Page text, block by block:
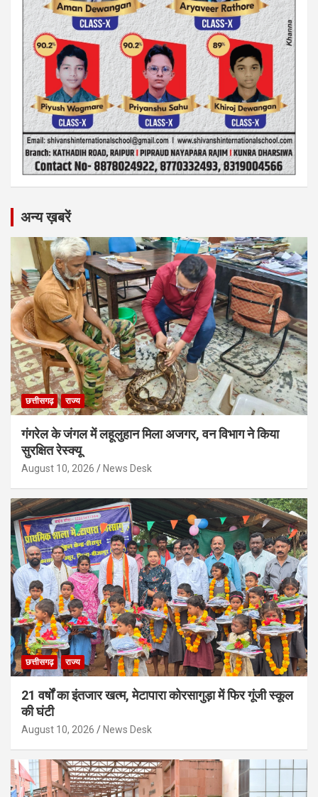
अन्य ख़बरें
छत्तीसगढ़ राज्य
गंगरेल के जंगल में लहूलुहान मिला अजगर, वन विभाग ने किया
सुरक्षित रेस्क्यू
August 10, 2026 News Desk
छत्तीसगढ़ राज्य
21 वर्षों का इंतजार खत्म, मेटापारा कोरसागुड़ा में फिर गूंजी स्कूल
की घंटी
August 10, 2026 News Desk